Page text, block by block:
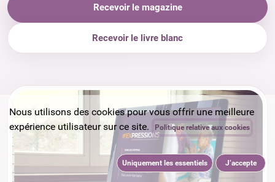
Recevoir le magazine
Recevoir le livre blanc
Nous utilisons des cookies pour vous offrir une meilleure
expérience utilisateur sur ce site.
Politique relative aux cookies
Uniquement les essentiels J’accepte